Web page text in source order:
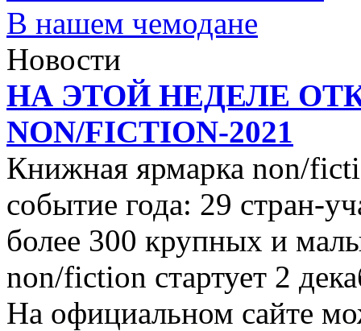
В нашем чемодане
Новости
НА ЭТОЙ НЕДЕЛЕ
NON/FICTION-2021
Книжная ярмарка non/
событие года: 29 стран-
более 300 крупных и
non/fiction стартует 2
На официальном сайте